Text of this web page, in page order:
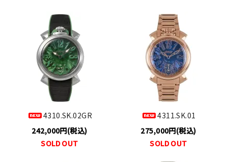
4310.SK.02GR
242,000円(税込)
SOLD OUT
4311.SK.01
275,000円(税込)
SOLD OUT